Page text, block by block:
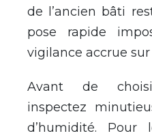
de l’ancien bâti
pose rapide
vigilance accrue
Avant de
inspectez
d’humidité. Pour